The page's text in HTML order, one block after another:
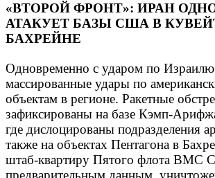
«ВТОРОЙ ФРОНТ»: ИРАН
АТАКУЕТ БАЗЫ США В
БАХРЕЙНЕ
Одновременно с ударом по
массированные удары по
объектам в регионе. Ракетные
зафиксированы на базе Кэмп-
где дислоцированы
также на объектах Пентагона в
штаб-квартиру Пятого флота